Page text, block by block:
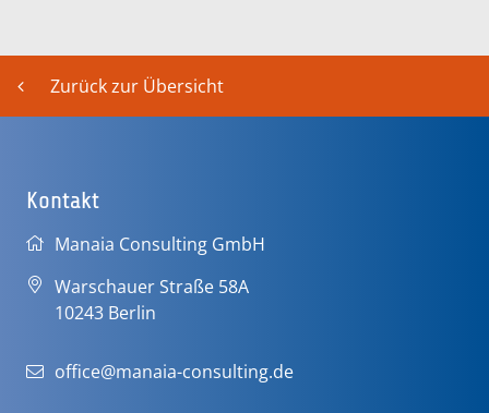
Zurück zur Übersicht
Kontakt
Manaia Consulting GmbH
Warschauer Straße 58A
10243 Berlin
office@manaia-consulting.de